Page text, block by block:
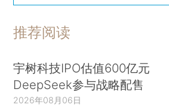
推荐阅读
宇树科技IPO估值600亿元
DeepSeek参与战略配售
2026年08月06日